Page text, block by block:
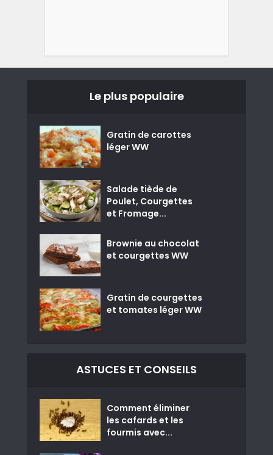
Le plus populaire
Gratin de carottes
léger WW
Salade tiède de
Poulet, Courgettes
et Fromage...
Brownie au chocolat
et courgettes WW
Gratin de courgettes
et tomates léger WW
ASTUCES ET CONSEILS
Comment éliminer
les cafards et les
fourmis avec...